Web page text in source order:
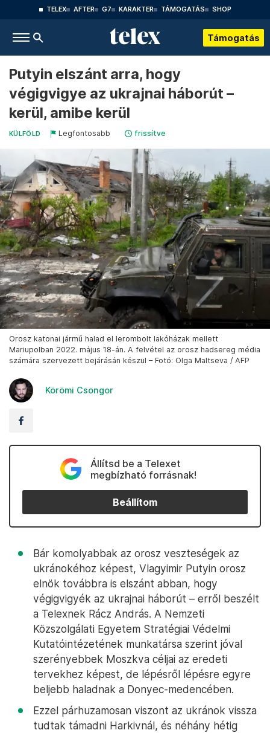
TELEX AFTER G7 KARAKTER TÁMOGATÁS SHOP
Támogatás
Putyin elszánt arra, hogy
végigvigye az ukrajnai háborút –
kerül, amibe kerül
KÜLFÖLD Legfontosabb frissítve
Orosz katonai jármű halad el lerombolt lakóházak mellett
Mariupolban 2022. május 18-án. A felvétel az orosz hadsereg média
számára szervezett bejárásán készül – Fotó: Olga Maltseva / AFP
Körömi Csongor
Állítsd be a Telexet
megbízható forrásnak!
Beállítom
Bár komolyabbak az orosz veszteségek az
ukránokéhoz képest, Vlagyimir Putyin orosz
elnök továbbra is elszánt abban, hogy
végigvigyék az ukrajnai háborút – erről beszélt
a Telexnek Rácz András. A Nemzeti
Közszolgálati Egyetem Stratégiai Védelmi
Kutatóintézetének munkatársa szerint jóval
szerényebbek Moszkva céljai az eredeti
tervekhez képest, de lépésről lépésre egyre
beljebb haladnak a Donyec-medencében.
Ezzel párhuzamosan viszont az ukránok vissza
tudtak támadni Harkivnál, és néhány hétig